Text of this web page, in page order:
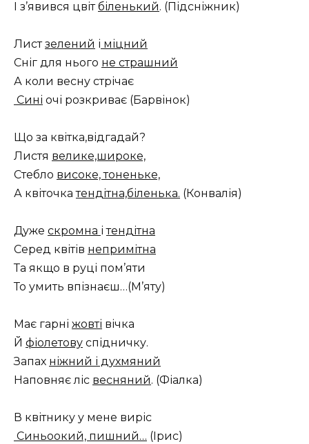
І з’явився цвітбіленький. (Підсніжник)
Листзелений і міцний
Сніг для нього не страшний
А коли весну стрічає
Сині очі розкриває (Барвінок)
Що за квітка,відгадай?
Листя велике,широке,
Стебло високе, тоненьке,
А квіточкатендітна,біленька. (Конвалія)
Дуже скромна ітендітна
Серед квітів непримітна
Та якщо в руці пом’яти
То умить впізнаєш…(М’яту)
Має гарні жовті вічка
Й фіолетову спідничку.
Запах ніжний і духмяний
Наповняє ліс весняний. (Фіалка)
В квітнику у мене виріс
Синьоокий, пишний… (Ірис)